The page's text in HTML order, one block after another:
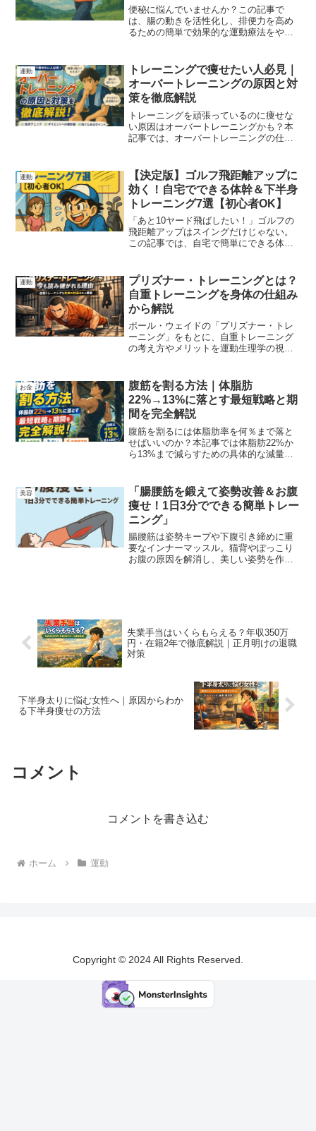
便秘に悩んでいませんか？この記事で
は、腸の動きを活性化し、排便力を高め
るための簡単で効果的な運動療法をやさ
運動
トレーニングで痩せたい人必見｜
オーバートレーニングの原因と対
策を徹底解説
トレーニングを頑張っているのに痩せな
い原因はオーバートレーニングかも？本
記事では、オーバートレーニングの仕組
よく痩せたい方は必見です。
運動
【決定版】ゴルフ飛距離アップに
効く！自宅でできる体幹＆下半身
トレーニング7選【初心者OK】
「あと10ヤード飛ばしたい！」ゴルフの
飛距離アップはスイングだけじゃない。
この記事では、自宅で簡単にできる体
る、ゴルファー必見のフィジカルトレー
ニング法を紹介します。
運動
プリズナー・トレーニングとは？
自重トレーニングを身体の仕組み
から解説
ポール・ウェイドの「プリズナー・トレ
ーニング」をもとに、自重トレーニング
の考え方やメリットを運動生理学の視点
事です。
お金
腹筋を割る方法｜体脂肪
22%→13%に落とす最短戦略と期
間を完全解説
腹筋を割るには体脂肪率を何％まで落と
せばいいのか？本記事では体脂肪22%か
ら13%まで減らすための具体的な減量方
美容
「腸腰筋を鍛えて姿勢改善＆お腹
痩せ！1日3分でできる簡単トレー
ニング」
腸腰筋は姿勢キープや下腹引き締めに重
要なインナーマッスル。猫背やぽっこり
お腹の原因を解消し、美しい姿勢を作る1
失業手当はいくらもらえる？年収350万
円・在籍2年で徹底解説｜正月明けの退職
対策
下半身太りに悩む女性へ｜原因からわか
る下半身痩せの方法
コメント
コメントを書き込む
ホーム 運動
Copyright © 2024 All Rights Reserved.